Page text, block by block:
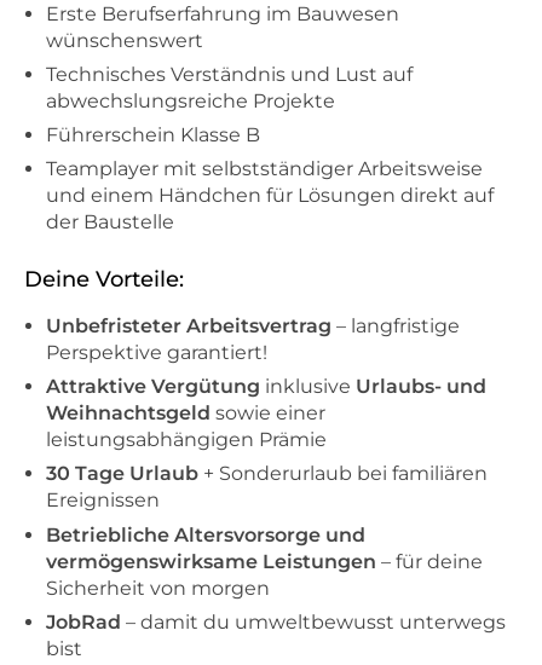
Erste Berufserfahrung im Bauwesen
wünschenswert
Technisches Verständnis und Lust auf
abwechslungsreiche Projekte
Führerschein Klasse B
Teamplayer mit selbstständiger Arbeitsweise
und einem Händchen für Lösungen direkt auf
der Baustelle
Deine Vorteile:
Unbefristeter Arbeitsvertrag – langfristige
Perspektive garantiert!
Attraktive Vergütung inklusive Urlaubs- und
Weihnachtsgeld sowie einer
leistungsabhängigen Prämie
30 Tage Urlaub + Sonderurlaub bei familiären
Ereignissen
Betriebliche Altersvorsorge und
vermögenswirksame Leistungen – für deine
Sicherheit von morgen
JobRad – damit du umweltbewusst unterwegs
bist